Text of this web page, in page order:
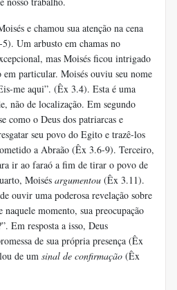
e chamou sua atenção na cena
Um arbusto em chamas no
mas Moisés ficou intrigado
em particular. Moisés ouviu seu nome
me aqui”. (Êx 3.4). Esta é uma
não de localização. Em segundo
como o Deus dos patriarcas e
seu povo do Egito e trazê-los
a Abraão (Êx 3.6-9). Terceiro,
ir ao faraó a fim de tirar o povo de
Moisés argumentou (Êx 3.11).
ouvir uma poderosa revelação sobre
momento, sua preocupação
Em resposta a isso, Deus
de sua própria presença (Êx
de um sinal de confirmação (Êx